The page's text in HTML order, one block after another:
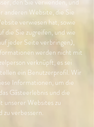
den Sie verwenden, und
anderen Website, die Sie
verwiesen hat, sowie
die Sie zugreifen, und wie
jeder Seite verbringen),
werden nicht mit
verknüpft, es sei
ein Benutzerprofil. Wir
Informationen, um die
Gästeerlebnis und die
unserer Websites zu
zu verbessern.